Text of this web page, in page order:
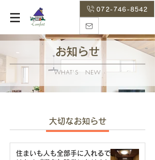
072-746-8542
お知らせ
WHAT’S NEW
大切なお知らせ
住まいも人も全部手に入れるで